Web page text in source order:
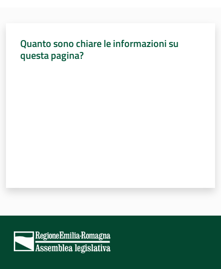
Quanto sono chiare le informazioni su
questa pagina?